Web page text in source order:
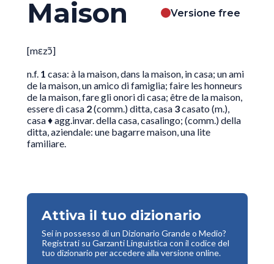
Maison Versione free
[mɛzɔ̃]
n.f. 1 casa: à la maison, dans la maison, in casa; un ami
de la maison, un amico di famiglia; faire les honneurs
de la maison, fare gli onori di casa; être de la maison,
essere di casa 2(comm.) ditta, casa 3casato (m.),
casa♦ agg.invar. della casa, casalingo; (comm.) della
ditta, aziendale: une bagarre maison, una lite
familiare.
Attiva il tuo dizionario
Sei in possesso di un Dizionario Grande o Medio?
Registrati su Garzanti Linguistica con il codice del
tuo dizionario per accedere alla versione online.